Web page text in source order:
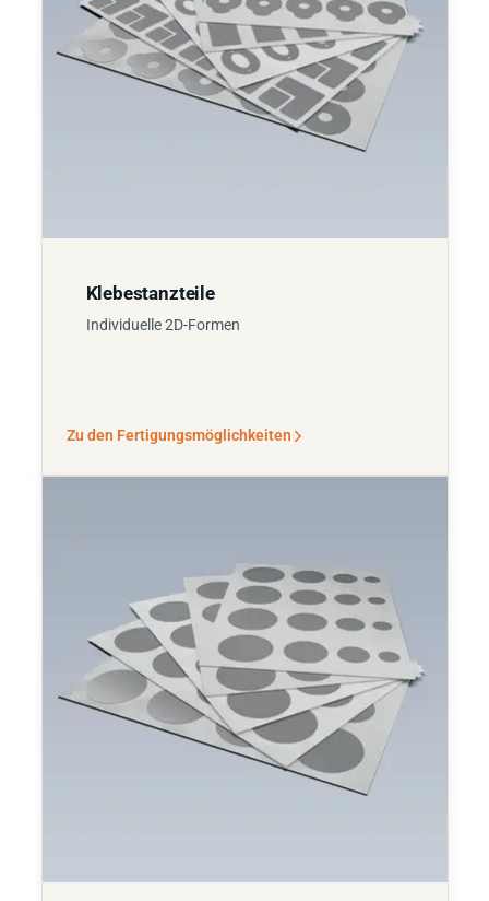
Klebestanzteile
Individuelle 2D-Formen
Zu den Fertigungsmöglichkeiten